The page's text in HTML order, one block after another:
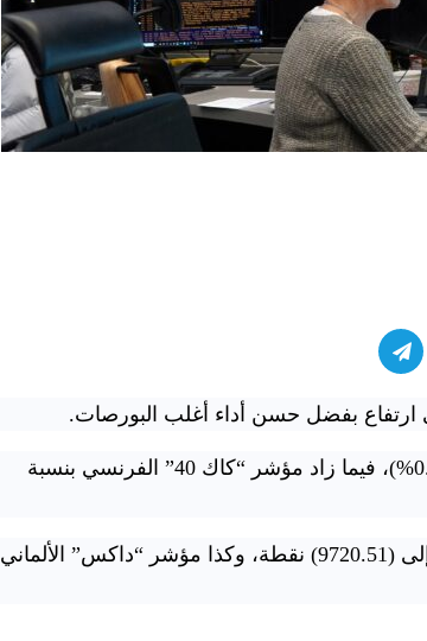
ارتفاع بفضل حسن أداء أغلب البورصات.
وارتفع مؤشر “ستوكس 600” الأوروبي بنسبة تقارب (0.2%)، فيما زاد مؤشر “كاك 40” الفرنسي بنسبة
بدوره صعد مؤشر “فوتسي” البريطاني بنسبة (0.27%) إلى (9720.51) نقطة، وكذا مؤشر “داكس” الألماني